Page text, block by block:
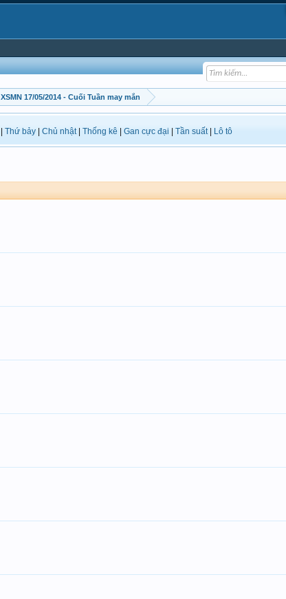
XSMN 17/05/2014 - Cuối Tuần may mắn
Thứ bảy Chủ nhật| Thống kê Gan cực đại Tần suất| Lô tô